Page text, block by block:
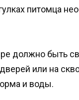
питомца
должно быть
дверей или на
и воды.